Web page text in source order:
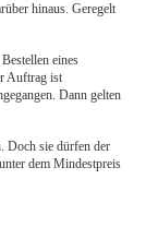
hinaus. Geregelt
eines
Auftrag ist
Dann gelten
Doch sie dürfen der
dem Mindestpreis